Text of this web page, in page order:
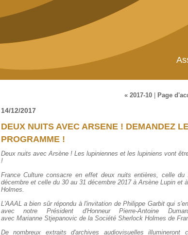
« 2017-10| Page
14/12/2017
DEUX NUITS AVEC ARSENE ! DEMANDEZ
PROGRAMME !
Deux nuits avec Arsène ! Les lupiniennes et les lupiniens vont
!
France Culture consacre en effet deux nuits entières, celle du
décembre et celle du 30 au 31 décembre 2017 à Arsène Lupin et
Holmes.
L'AAAL a bien sûr répondu à l'invitation de Philippe Garbit qui
avec notre Président d'Honneur Pierre-Antoine
avec Marianne Stjepanovic de la Société Sherlock Holmes de
De nombreux extraits d'archives audiovisuelles illumineront